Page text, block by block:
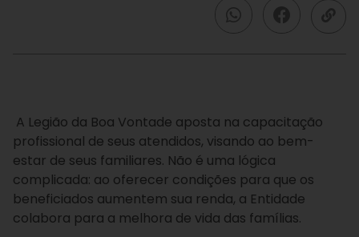
A Legião da Boa Vontade aposta na capacitação
profissional de seus atendidos, visando ao bem-
estar de seus familiares. Não é uma lógica
complicada: ao oferecer condições para que os
beneficiados aumentem sua renda, a Entidade
colabora para a melhora de vida das famílias.